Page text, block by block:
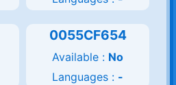
0055CF654
Available : No
Languages : -